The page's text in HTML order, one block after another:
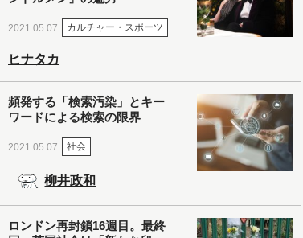
2021.05.07 カルチャー・スポーツ
ヒナタカ
頻発する「検索汚染」とキー
ワードによる検索の限界
2021.05.07 社会
柳井政和
ロンドン再封鎖16週目。最終